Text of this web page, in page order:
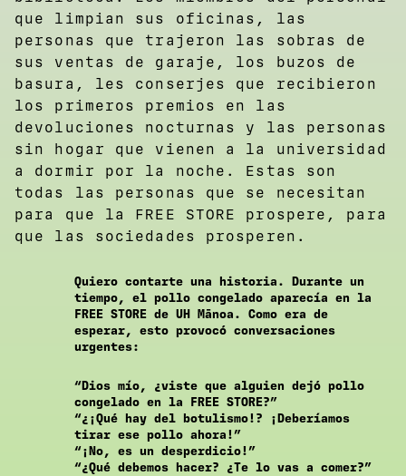
que limpian sus oficinas, las
personas que trajeron las sobras de
sus ventas de garaje, los buzos de
basura, les conserjes que recibieron
los primeros premios en las
devoluciones nocturnas y las personas
sin hogar que vienen a la universidad
a dormir por la noche. Estas son
todas las personas que se necesitan
para que la FREE STORE prospere, para
que las sociedades prosperen.
Quiero contarte una historia. Durante un
tiempo, el pollo congelado aparecía en la
FREE STORE de UH Mānoa. Como era de
esperar, esto provocó conversaciones
urgentes:
“Dios mío, ¿viste que alguien dejó pollo
congelado en la FREE STORE?”
“¿¡Qué hay del botulismo!? ¡Deberíamos
tirar ese pollo ahora!”
“¡No, es un desperdicio!”
“¿Qué debemos hacer? ¿Te lo vas a comer?”